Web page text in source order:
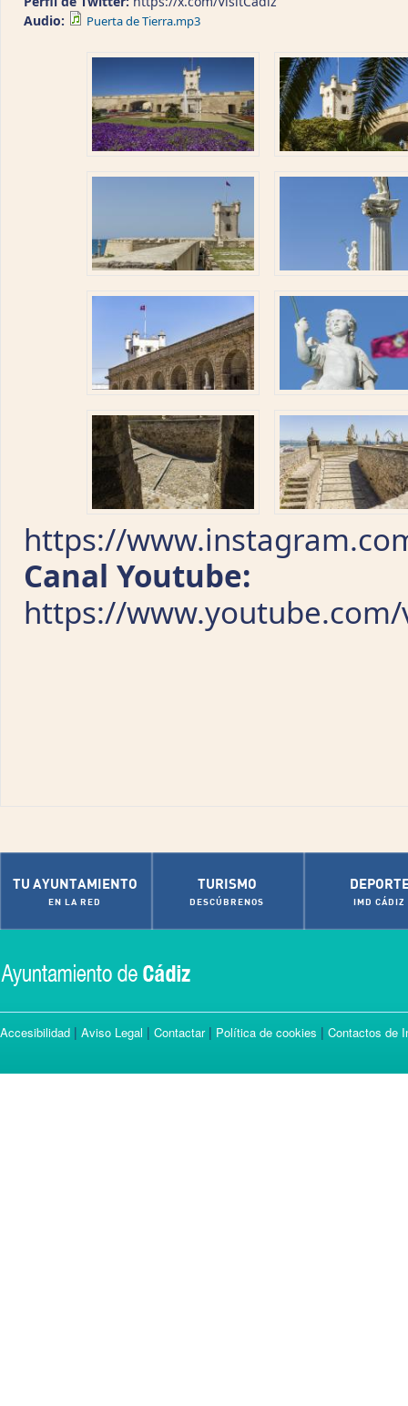
Audio:
Puerta de Tierra.mp3
https://
Canal Youtube:
https://
TU AYUNTAMIENTO
EN LA RED
TURISMO
DESCÚBRENOS IMD CÁDIZ
Accesibilidad | Aviso Legal | Contactar| Política de cookies | Contactos de